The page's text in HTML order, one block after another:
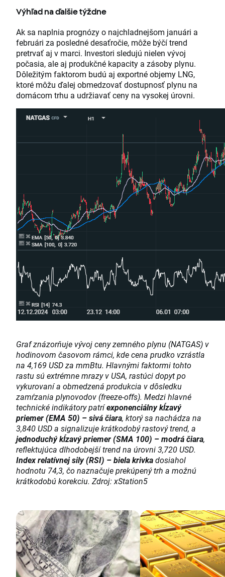
Výhľad na ďalšie týždne
Ak sa naplnia prognózy o najchladnejšom januári a
februári za posledné desaťročie, môže býčí trend
pretrvať aj v marci. Investori sledujú nielen vývoj
počasia, ale aj produkčné kapacity a zásoby plynu.
Dôležitým faktorom budú aj exportné objemy LNG,
ktoré môžu ďalej obmedzovať dostupnosť plynu na
domácom trhu a udržiavať ceny na vysokej úrovni.
Graf znázorňuje vývoj ceny zemného plynu (NATGAS) v
hodinovom časovom rámci, kde cena prudko vzrástla
na 4,169 USD za mmBtu. Hlavnými faktormi tohto
rastu sú extrémne mrazy v USA, rastúci dopyt po
vykurovaní a obmedzená produkcia v dôsledku
zamŕzania plynovodov (freeze-offs). Medzi hlavné
technické indikátory patríexponenciálny kĺzavý
priemer (EMA 50) – sivá čiara, ktorý sa nachádza na
3,840 USD a signalizuje krátkodobý rastový trend, a
jednoduchý kĺzavý priemer (SMA 100) – modrá čiara,
reflektujúca dlhodobejší trend na úrovni 3,720 USD.
Index relatívnej sily (RSI) – biela krivkadosiahol
hodnotu 74,3, čo naznačuje prekúpený trh a možnú
krátkodobú korekciu. Zdroj: xStation5